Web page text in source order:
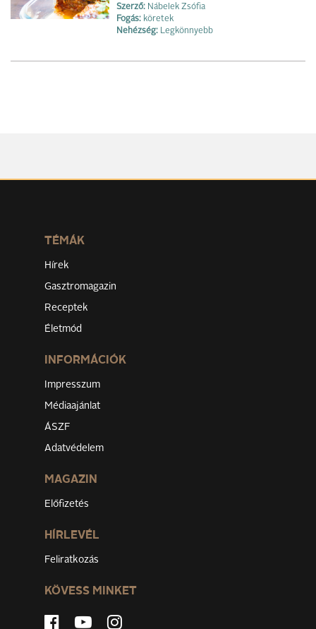
Szerző: Nábelek Zsófia
Fogás: köretek
Nehézség: Legkönnyebb
TÉMÁK
Hírek
Gasztromagazin
Receptek
Életmód
INFORMÁCIÓK
Impresszum
Médiaajánlat
ÁSZF
Adatvédelem
MAGAZIN
Előfizetés
HÍRLEVÉL
Feliratkozás
KÖVESS MINKET